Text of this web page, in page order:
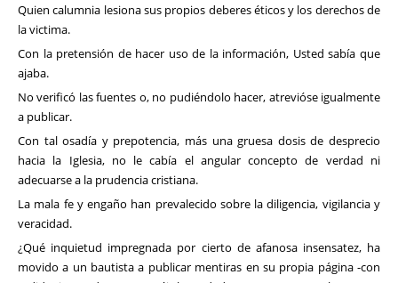
Quien calumnia lesiona sus propios deberes éticos y los derechos de
la victima.
Con la pretensión de hacer uso de la información, Usted sabía que
ajaba.
No verificó las fuentes o, no pudiéndolo hacer, atrevióse igualmente
a publicar.
Con tal osadía y prepotencia, más una gruesa dosis de desprecio
hacia la Iglesia, no le cabía el angular concepto de verdad ni
adecuarse a la prudencia cristiana.
La mala fe y engaño han prevalecido sobre la diligencia, vigilancia y
veracidad.
¿Qué inquietud impregnada por cierto de afanosa insensatez, ha
movido a un bautista a publicar mentiras en su propia página -con